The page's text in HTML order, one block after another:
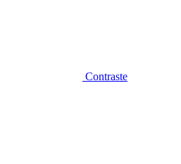
Contraste